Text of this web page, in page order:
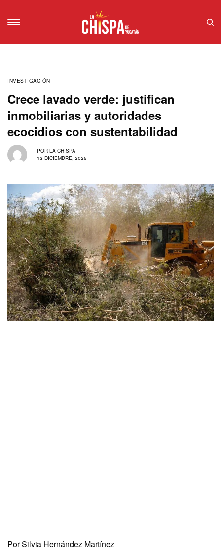
INVESTIGACIÓN
Crece lavado verde: justifican
inmobiliarias y autoridades
ecocidios con sustentabilidad
POR LA CHISPA
13 DICIEMBRE, 2025
Por Silvia Hernández Martínez